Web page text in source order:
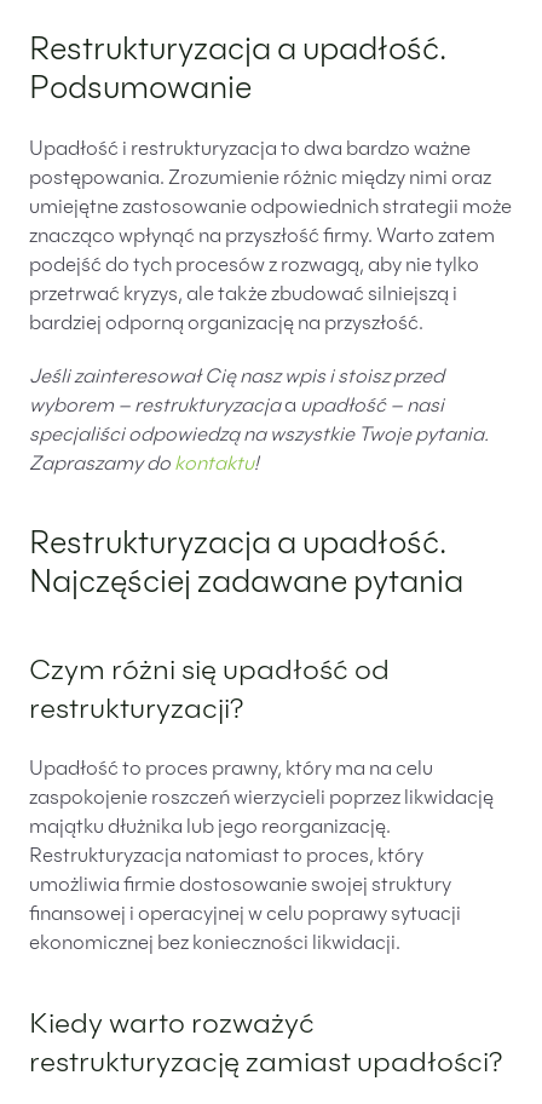
Restrukturyzacja a upadłość.
Podsumowanie
Upadłość i restrukturyzacja to dwa bardzo ważne
postępowania. Zrozumienie różnic między nimi oraz
umiejętne zastosowanie odpowiednich strategii może
znacząco wpłynąć na przyszłość firmy. Warto zatem
podejść do tych procesów z rozwagą, aby nie tylko
przetrwać kryzys, ale także zbudować silniejszą i
bardziej odporną organizację na przyszłość.
Jeśli zainteresował Cię nasz wpis i stoisz przed
wyborem – restrukturyzacjaa upadłość – nasi
specjaliści odpowiedzą na wszystkie Twoje pytania.
Zapraszamy do kontaktu!
Restrukturyzacja a upadłość.
Najczęściej zadawane pytania
Czym różni się upadłość od
restrukturyzacji?
Upadłość to proces prawny, który ma na celu
zaspokojenie roszczeń wierzycieli poprzez likwidację
majątku dłużnika lub jego reorganizację.
Restrukturyzacja natomiast to proces, który
umożliwia firmie dostosowanie swojej struktury
finansowej i operacyjnej w celu poprawy sytuacji
ekonomicznej bez konieczności likwidacji.
Kiedy warto rozważyć
restrukturyzację zamiast upadłości?